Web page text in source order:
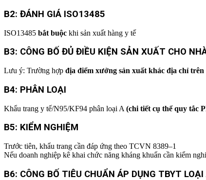
B2: ĐÁNH GIÁ ISO13485
ISO13485 bắt buộc khi sản xuất hàng y tế
B3: CÔNG BỐ ĐỦ ĐIỀU KIỆN SẢN XUẤT CHO
Lưu ý: Trường hợp địa điểm xưởng sản xuất khác địa chỉ
B4: PHÂN LOẠI
Khẩu trang y tế/N95/KF94 phân loại A (chi tiết cụ thể quy tắc
B5: KIỂM NGHIỆM
Trước tiên, khẩu trang cần đáp ứng theo TCVN 8389–1
Nếu doanh nghiệp kê khai chức năng kháng khuẩn cần kiểm
B6: CÔNG BỐ TIÊU CHUẨN ÁP DỤNG TBYT LOẠI